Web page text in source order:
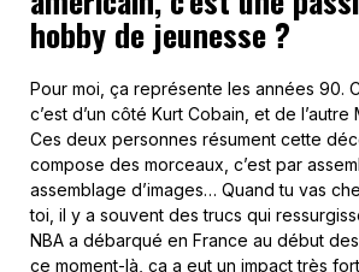
hobby de jeunesse ?
Pour moi, ça représente les années 90.
c’est d’un côté Kurt Cobain, et de
Ces deux personnes résument cette
compose des morceaux, c’est par
assemblage d’images… Quand tu vas
toi, il y a souvent des trucs qui
NBA a débarqué en France au début
ce moment-là, ça a eut un impact très fort